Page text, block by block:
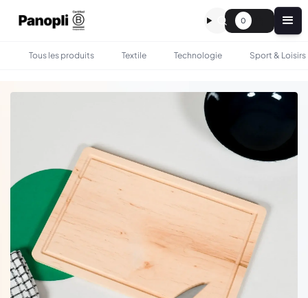
0
Tous les produits Textile Technologie Sport & Loisirs